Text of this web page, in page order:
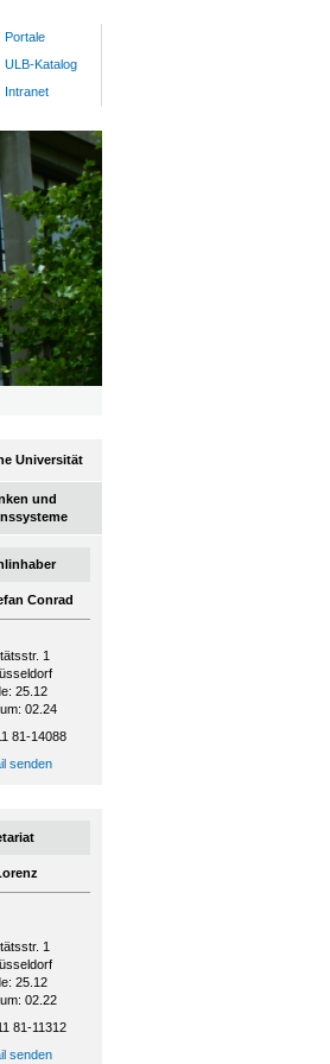
Portale
ULB-Katalog
Intranet
Universität
und
Conrad
1
25.12
02.24
81-14088
senden
1
25.12
02.22
81-11312
senden